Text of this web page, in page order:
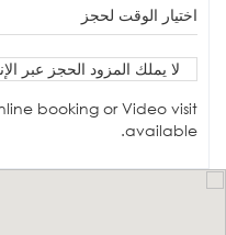
اختيار الوقت لحجز
لا يملك المزود الحجز عبر
booking or Video visit
available.